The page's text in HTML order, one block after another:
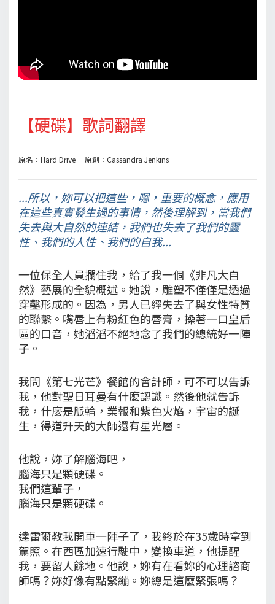
【硬碟】歌詞翻譯
原名：Hard Drive 原創：Cassandra Jenkins
...所以，妳可以把這些，嗯，重要的概念，應用
在這些真實發生過的事情，然後理解到，當我們
失去與大自然的連結，我們也失去了我們的靈
性、我們的人性、我們的自我...
一位保全人員攔住我，給了我一個《非凡大自
然》藝展的全貌概述。她說，雕塑不僅僅是透過
穿鑿形成的。因為，男人已經失去了與女性特質
的聯繫。嘴唇上有粉紅色的唇膏，操著一口皇后
區的口音，她滔滔不絕地念了我們的總統好一陣
子。
我問《第七光芒》餐館的會計師，可不可以告訴
我，他對聖日耳曼有什麼認識。然後他就告訴
我，什麼是脈輪，業報和紫色火焰，宇宙的誕
生，得道升天的大師還有星光層。
他說，妳了解腦海吧，
腦海只是顆硬碟。
我們這輩子，
腦海只是顆硬碟。
達雷爾教我開車一陣子了，我終於在35歲時拿到
駕照。在西區加速行駛中，變換車道，他提醒
我，要留人餘地。他說，妳有在看妳的心理諮商
師嗎？妳好像有點緊繃。妳總是這麼緊張嗎？